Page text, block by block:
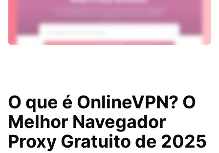
O que é OnlineVPN? O
Melhor Navegador
Proxy Gratuito de 2025